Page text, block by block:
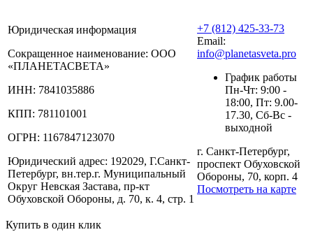
Юридическая информация
Сокращенное наименование: ООО
«ПЛАНЕТАСВЕТА»
ИНН: 7841035886
КПП: 781101001
ОГРН: 1167847123070
Юридический адрес: 192029, Г.Санкт-
Петербург, вн.тер.г. Муниципальный
Округ Невская Застава, пр-кт
Обуховской Обороны, д. 70, к. 4, стр. 1
+7 (812) 425-33-73
Email:
info@planetasveta.pro
График работы
Пн-Чт: 9:00 -
18:00, Пт: 9.00-
17.30, Сб-Вс -
выходной
г. Санкт-Петербург,
проспект Обуховской
Обороны, 70, корп. 4
Посмотреть на карте
Купить в один клик